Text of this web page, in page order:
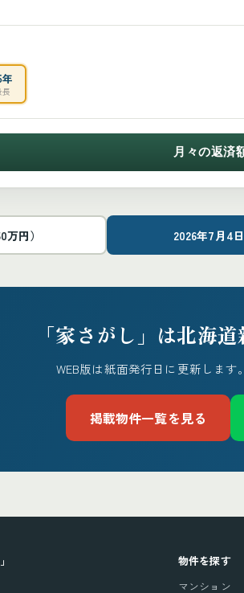
年
長
月々の返済
円） 2026年7月4
「家さがし」は北海
WEB版は紙面発行日に更新します
掲載物件一覧を見る
物件を探す
マンション